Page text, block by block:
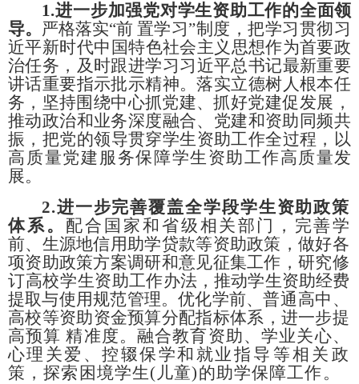
1.进一步加强党对学生资助工作的全面领
导。 严格落实“前 置学习 ”制度，把学习贯彻习
近平新时代中国特色社会主义思想作为首要政
治任务，及时跟进学习习近平总书记最新重要
讲话重要指示批示精神。落实立德树人根本任
务，坚持围绕中心抓党建、抓好党建促发展，
推动政治和业务深度融合、党建和资助同频共
振， 把党的领导贯穿学生资助工作全过程，以
高质量党建 服务保障学生资助工作高质量发
展。
2.进一步完善覆盖全学段学生资助政策
体系。 配合国家和省级相关部门，完善学
前、生源地信用助学贷款等资助政策，做好各
项资助政策方案调研和意见征集工作，研究修
订高校学生资助工作办法，推动学生资助经费
提取与使用规范管理。优化学前、普通高中、
高校等资助资金预算分配指标体系，进一步提
高预算 精准度。融合教育资助、学业关心、
心理关爱、控辍保学和就业指导等相关政
策，探索困境学生(儿童)的助学保障工作。